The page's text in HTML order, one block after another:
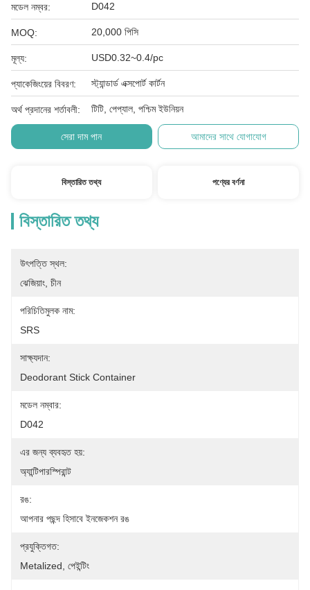
মডেল নম্বর: D042
MOQ: 20,000 পিসি
মূল্য: USD0.32~0.4/pc
প্যাকেজিংয়ের বিবরণ: স্ট্যান্ডার্ড এক্সপোর্ট কার্টন
অর্থ প্রদানের শর্তাবলী: টিটি, পেপ্যাল, পশ্চিম ইউনিয়ন
সেরা দাম পান আমাদের সাথে যোগাযোগ
বিস্তারিত তথ্য পণ্যের বর্ণনা
বিস্তারিত তথ্য
উৎপত্তি স্থল:
ঝেজিয়াং, চীন
পরিচিতিমুলক নাম:
SRS
সাক্ষ্যদান:
Deodorant Stick Container
মডেল নম্বার:
D042
এর জন্য ব্যবহৃত হয়:
অ্যান্টিপারস্পিরান্ট
রঙ:
আপনার পছন্দ হিসাবে ইনজেকশন রঙ
প্রযুক্তিগত:
Metalized, পেইন্টিং